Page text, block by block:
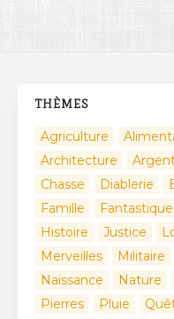
THÈMES
Agriculture
Architecture
Chasse
Diablerie
Famille
Fantastique
Histoire
Justice
Merveilles
Militaire
Naissance
Nature
Pierres
Pluie